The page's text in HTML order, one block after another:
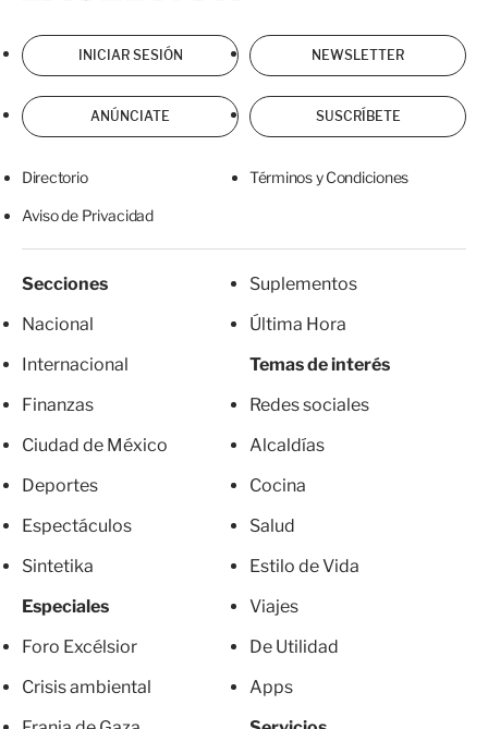
INICIAR SESIÓN NEWSLETTER
ANÚNCIATE SUSCRÍBETE
Directorio Términos y Condiciones
Aviso de Privacidad
Secciones
Nacional
Internacional
Finanzas
Ciudad de México
Deportes
Espectáculos
Sintetika
Especiales
Foro Excélsior
Crisis ambiental
Suplementos
Última Hora
Temas de interés
Redes sociales
Alcaldías
Cocina
Salud
Estilo de Vida
Viajes
De Utilidad
Apps